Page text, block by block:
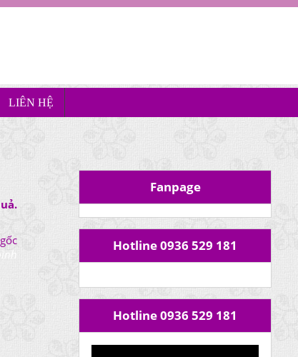
LIÊN HỆ
Fanpage
Hotline 0936 529 181
Hotline 0936 529 181